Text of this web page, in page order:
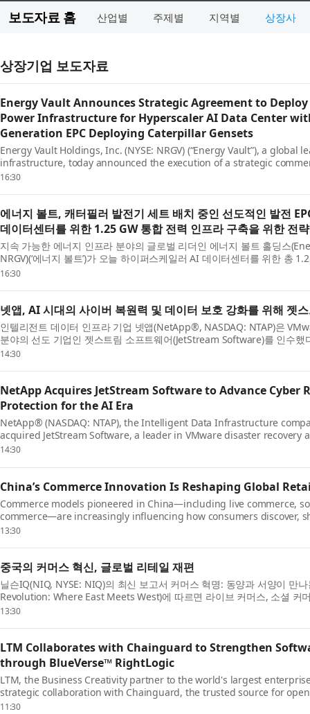
보도자료 홈 산업별 주제별 지역별 상장사
상장기업 보도자료
Energy Vault Announces Strategic Agreement to
Power Infrastructure for Hyperscaler AI Data Center
Generation EPC Deploying Caterpillar Gensets
Energy Vault Holdings, Inc. (NYSE: NRGV) (“Energy Vault”), a global
infrastructure, today announced the execution of a strategic
Energy Vault will supply battery energy storage systems ...
16:30
에너지 볼트, 캐터필러 발전기 세트 배치 중인 선도적인 발전
데이터센터를 위한 1.25 GW 통합 전력 인프라 구축을 위한 전
지속 가능한 에너지 인프라 분야의 글로벌 리더인 에너지 볼트 홀딩스
NRGV)(‘에너지 볼트’)가 오늘 하이퍼스케일러 AI 데이터센터를 위한 총
인프라 초기 배치를 지원하기 위해 배터리 에너...
16:30
넷앱, AI 시대의 사이버 복원력 및 데이터 보호 강화를 위해 젯
인텔리전트 데이터 인프라 기업 넷앱(NetApp®, NASDAQ: NTAP)은
분야의 선도 기업인 젯스트림 소프트웨어(JetStream Software)를 인수
심 애플리케이션 다수에 계속 VMware를 활용하고 있다. 기업...
14:30
NetApp Acquires JetStream Software to Advance Cyber
Protection for the AI Era
NetApp® (NASDAQ: NTAP), the Intelligent Data Infrastructure
acquired JetStream Software, a leader in VMware disaster recovery
customers continue to rely on VMware for many of their most cri...
14:30
China’s Commerce Innovation Is Reshaping Global
Commerce models pioneered in China—including live commerce,
commerce—are increasingly influencing how consumers discover,
around the world, according to latest report from NIQ (NYSE:NIQ),
13:30
중국의 커머스 혁신, 글로벌 리테일 재편
닐슨IQ(NIQ, NYSE: NIQ)의 최신 보고서 커머스 혁명: 동양과 서양이 만
Revolution: Where East Meets West)에 따르면 라이브 커머스, 소셜 커
된 커머스 모델이 전 세계 소비자들의 제품 발견, 쇼핑 및 브랜드...
13:30
LTM Collaborates with Chainguard to Strengthen
through BlueVerse™ RightLogic
LTM, the Business Creativity partner to the world's largest
strategic collaboration with Chainguard, the trusted source for
software supply chain security through BlueVerse™ RightLogic,
11:30